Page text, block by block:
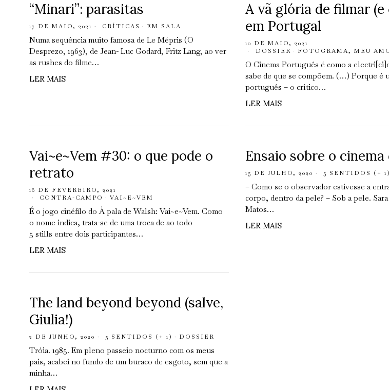
“Minari”: parasitas
17 DE MAIO, 2021 CRÍTICAS · EM SALA
Numa sequência muito famosa de Le Mépris (O
Desprezo, 1963), de Jean- Luc Godard, Fritz Lang, ao ver
as rushes do filme…
LER MAIS
A vã glória de filmar
em Portugal
10 DE MAIO, 2021
DOSSIER · FOTOGRAMA, MEU
O Cinema Português é como a
sabe de que se compõem. (…) Porque é
português – o crítico…
LER MAIS
Vai~e~Vem #30: o que pode o
retrato
16 DE FEVEREIRO, 2021
CONTRA-CAMPO · VAI~E~VEM
É o jogo cinéfilo do À pala de Walsh: Vai~e~Vem. Como
o nome indica, trata-se de uma troca de ao todo
5 stills entre dois participantes…
LER MAIS
Ensaio sobre o
15 DE JULHO, 2020 5 SENTIDOS (+ 1)
– Como se o observador estivesse a
corpo, dentro da pele? – Sob a pele.
Matos…
LER MAIS
The land beyond beyond (salve,
Giulia!)
2 DE JUNHO, 2020 5 SENTIDOS (+ 1) · DOSSIER
Tróia. 1985. Em pleno passeio nocturno com os meus
pais, acabei no fundo de um buraco de esgoto, sem que a
minha…